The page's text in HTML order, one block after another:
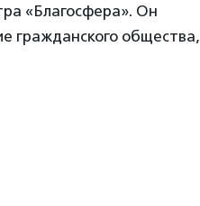
«Благосфера». Он
гражданского общества,